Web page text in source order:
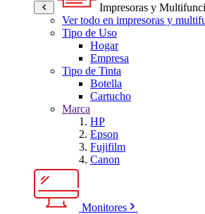
Impresoras y
Ver todo en impresoras y
Tipo de Uso
Hogar
Empresa
Tipo de Tinta
Botella
Cartucho
Marca
HP
Epson
Fujifilm
Canon
Monitores